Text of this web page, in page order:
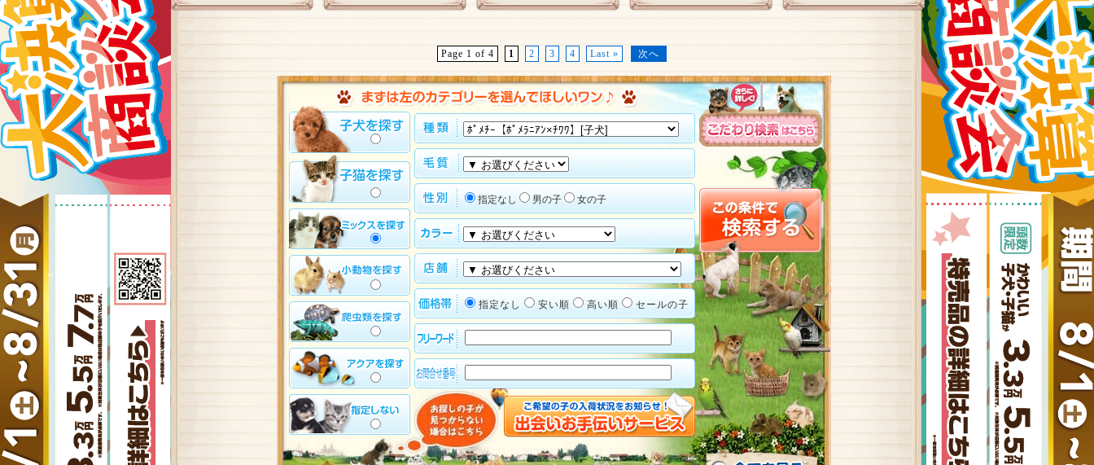
Page 1 of 4 1 2 3 4 Last » 次へ
指定なし 男の子 女の子
指定なし 安い順 高い順 セールの子